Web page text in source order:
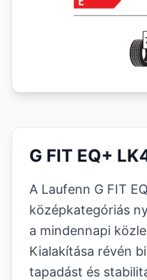
G FIT EQ+
A Laufenn G FIT
középkategóriás
a mindennapi
Kialakítása révén
tapadást és